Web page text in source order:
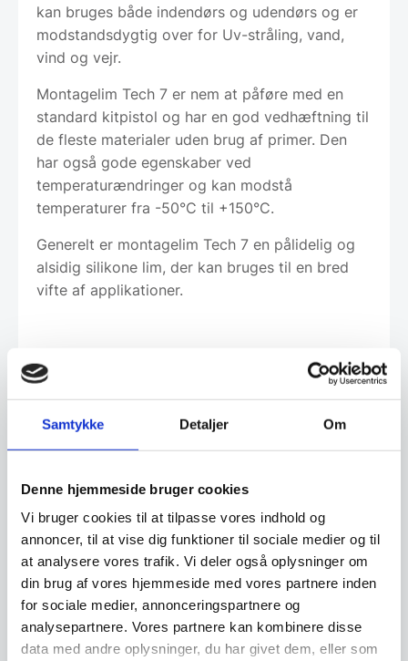
Samtykke Detaljer Om
Denne hjemmeside bruger cookies
Vi bruger cookies til at tilpasse vores indhold og
annoncer, til at vise dig funktioner til sociale medier og til
at analysere vores trafik. Vi deler også oplysninger om
din brug af vores hjemmeside med vores partnere inden
for sociale medier, annonceringspartnere og
analysepartnere. Vores partnere kan kombinere disse
data med andre oplysninger, du har givet dem, eller som
kan bruges både indendørs og udendørs og er
modstandsdygtig over for Uv-stråling, vand,
vind og vejr.
Montagelim Tech 7 er nem at påføre med en
standard kitpistol og har en god vedhæftning til
de fleste materialer uden brug af primer. Den
har også gode egenskaber ved
temperaturændringer og kan modstå
temperaturer fra -50°C til +150°C.
Generelt er montagelim Tech 7 en pålidelig og
alsidig silikone lim, der kan bruges til en bred
vifte af applikationer.
Leveringsmetode
Vi prismatcher - Klik her
Relaterede varer